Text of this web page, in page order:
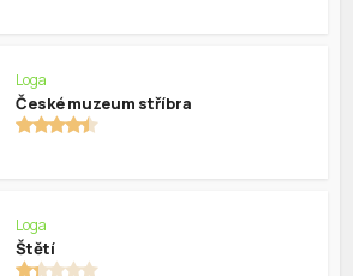
Loga
České muzeum stříbra
Loga
Štětí